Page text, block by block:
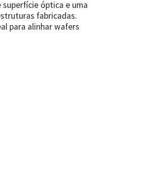
óptica e uma
fabricadas.
para alinhar wafers